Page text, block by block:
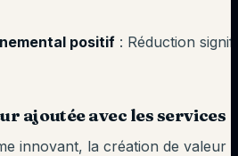
positif : Réduction
ajoutée avec les services
innovant, la création de valeur